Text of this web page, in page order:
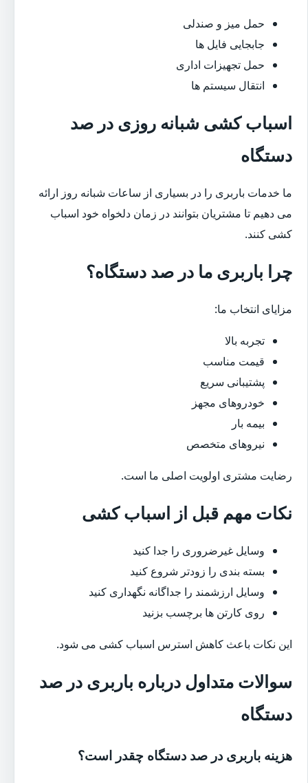
حمل میز و صندلی
جابجایی فایل ها
حمل تجهیزات اداری
انتقال سیستم ها
اسباب کشی شبانه روزی در صد
دستگاه
ما خدمات باربری را در بسیاری از ساعات شبانه روز ارائه
می دهیم تا مشتریان بتوانند در زمان دلخواه خود اسباب
کشی کنند.
چرا باربری ما در صد دستگاه؟
مزایای انتخاب ما:
تجربه بالا
قیمت مناسب
پشتیبانی سریع
خودروهای مجهز
بیمه بار
نیروهای متخصص
رضایت مشتری اولویت اصلی ما است.
نکات مهم قبل از اسباب کشی
وسایل غیرضروری را جدا کنید
بسته بندی را زودتر شروع کنید
وسایل ارزشمند را جداگانه نگهداری کنید
روی کارتن ها برچسب بزنید
این نکات باعث کاهش استرس اسباب کشی می شود.
سوالات متداول درباره باربری در صد
دستگاه
هزینه باربری در صد دستگاه چقدر است؟